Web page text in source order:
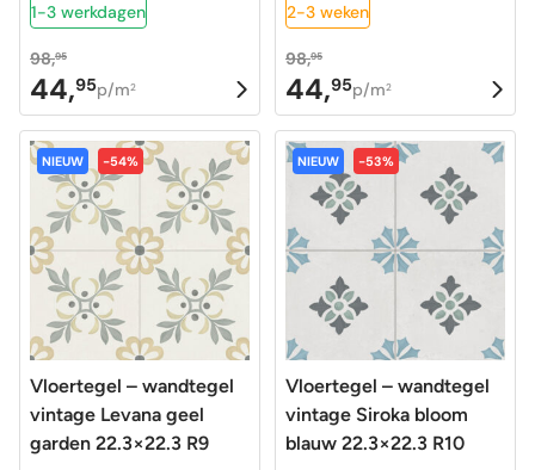
1-3 werkdagen
98,95
Oorspronkelijke
prijs
was:
98,95.
44,95
Huidige
prijs
is:
44,95.
p/m2
2-3 weken
98,95
Oorspronkelijke
prijs
was:
98,95.
44,95
Huidige
prijs
is:
44,95.
p/m2
NIEUW -54%
Vloertegel – wandtegel
vintage Levana geel
garden 22.3×22.3 R9
NIEUW -53%
Vloertegel – wandtegel
vintage Siroka bloom
blauw 22.3×22.3 R10